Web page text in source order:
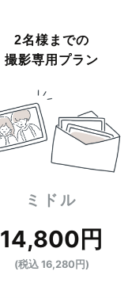
2名様までの
撮影専用プラン
ミドル
14,800円
(税込 16,280円)